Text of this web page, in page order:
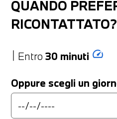
QUANDO
RICONTATTATO?
Entro 30 minuti speed
Oppure scegli un